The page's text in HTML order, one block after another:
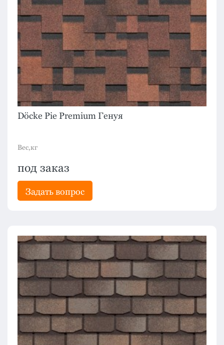
Döcke Pie Premium Генуя
Вес,кг
под заказ
Задать вопрос